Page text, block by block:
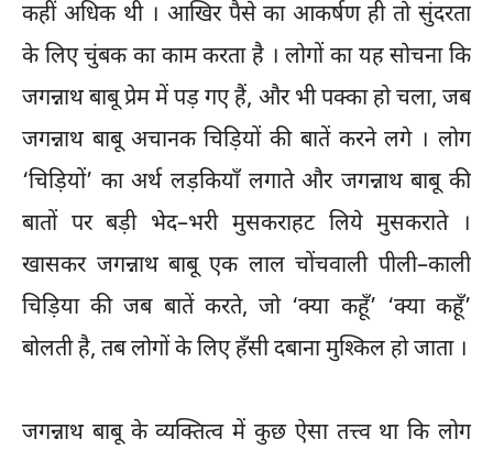
कहीं अधिक थी । आखिर पैसे का आकर्षण ही तो सुंदरता
के लिए चुंबक का काम करता है । लोगों का यह सोचना कि
जगन्नाथ बाबू प्रेम में पड़ गए हैं, और भी पक्का हो चला, जब
जगन्नाथ बाबू अचानक चिड़ियों की बातें करने लगे । लोग
‘चिड़ियों’ का अर्थ लड़कियाँ लगाते और जगन्नाथ बाबू की
बातों पर बड़ी भेद–भरी मुसकराहट लिये मुसकराते ।
खासकर जगन्नाथ बाबू एक लाल चोंचवाली पीली–काली
चिड़िया की जब बातें करते, जो ‘क्या कहूँ’ ‘क्या कहूँ’
बोलती है, तब लोगों के लिए हँसी दबाना मुश्किल हो जाता ।
जगन्नाथ बाबू के व्यक्तित्व में कुछ ऐसा तत्त्व था कि लोग